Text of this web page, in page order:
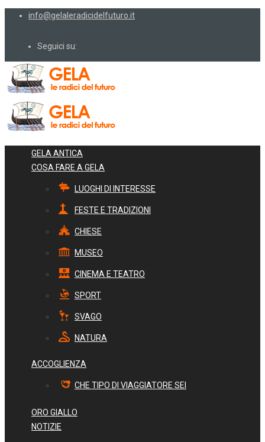
info@gelaleradicidelfuturo.it
Seguici su:
GELA ANTICA
COSA FARE A GELA
LUOGHI DI INTERESSE
FESTE E TRADIZIONI
CHIESE
MUSEO
CINEMA E TEATRO
SPORT
SVAGO
NATURA
ACCOGLIENZA
CHE TIPO DI VIAGGIATORE SEI
ORO GIALLO
NOTIZIE